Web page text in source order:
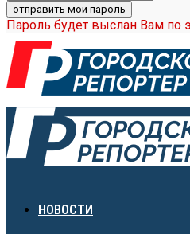
Пароль будет выслан Вам по
НОВОСТИ